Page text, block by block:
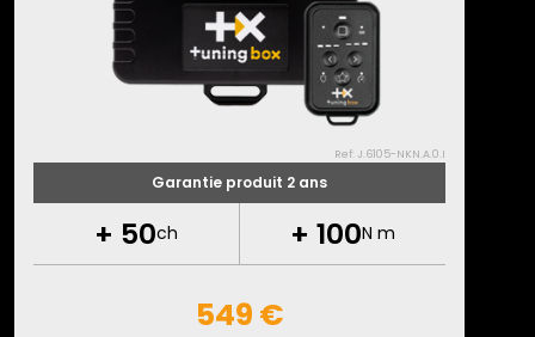
Ref: J.6105-NKN.A.0.I
Garantie produit 2 ans
+ 50ch +100N m
549 €